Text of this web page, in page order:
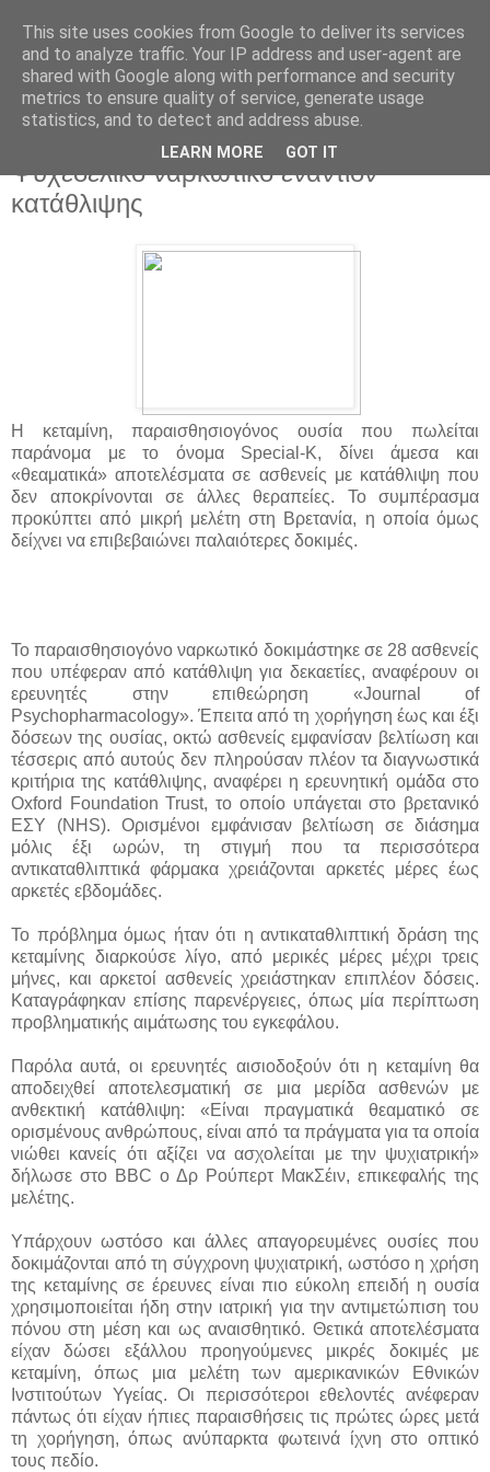
Ψυχεδελικό ναρκωτικό εναντίον
κατάθλιψης
Η κεταμίνη, παραισθησιογόνος ουσία που πωλείται
παράνομα με το όνομα Special-K, δίνει άμεσα και
«θεαματικά» αποτελέσματα σε ασθενείς με κατάθλιψη που
δεν αποκρίνονται σε άλλες θεραπείες. Το συμπέρασμα
προκύπτει από μικρή μελέτη στη Βρετανία, η οποία όμως
δείχνει να επιβεβαιώνει παλαιότερες δοκιμές.
Το παραισθησιογόνο ναρκωτικό δοκιμάστηκε σε 28 ασθενείς
που υπέφεραν από κατάθλιψη για δεκαετίες, αναφέρουν οι
ερευνητές στην επιθεώρηση «Journal of
Psychopharmacology». Έπειτα από τη χορήγηση έως και έξι
δόσεων της ουσίας, οκτώ ασθενείς εμφανίσαν βελτίωση και
τέσσερις από αυτούς δεν πληρούσαν πλέον τα διαγνωστικά
κριτήρια της κατάθλιψης, αναφέρει η ερευνητική ομάδα στο
Oxford Foundation Trust, το οποίο υπάγεται στο βρετανικό
ΕΣΥ (NHS). Ορισμένοι εμφάνισαν βελτίωση σε διάσημα
μόλις έξι ωρών, τη στιγμή που τα περισσότερα
αντικαταθλιπτικά φάρμακα χρειάζονται αρκετές μέρες έως
αρκετές εβδομάδες.
Το πρόβλημα όμως ήταν ότι η αντικαταθλιπτική δράση της
κεταμίνης διαρκούσε λίγο, από μερικές μέρες μέχρι τρεις
μήνες, και αρκετοί ασθενείς χρειάστηκαν επιπλέον δόσεις.
Καταγράφηκαν επίσης παρενέργειες, όπως μία περίπτωση
προβληματικής αιμάτωσης του εγκεφάλου.
Παρόλα αυτά, οι ερευνητές αισιοδοξούν ότι η κεταμίνη θα
αποδειχθεί αποτελεσματική σε μια μερίδα ασθενών με
ανθεκτική κατάθλιψη: «Είναι πραγματικά θεαματικό σε
ορισμένους ανθρώπους, είναι από τα πράγματα για τα οποία
νιώθει κανείς ότι αξίζει να ασχολείται με την ψυχιατρική»
δήλωσε στο BBC ο Δρ Ρούπερτ ΜακΣέιν, επικεφαλής της
μελέτης.
Υπάρχουν ωστόσο και άλλες απαγορευμένες ουσίες που
δοκιμάζονται από τη σύγχρονη ψυχιατρική, ωστόσο η χρήση
της κεταμίνης σε έρευνες είναι πιο εύκολη επειδή η ουσία
χρησιμοποιείται ήδη στην ιατρική για την αντιμετώπιση του
πόνου στη μέση και ως αναισθητικό. Θετικά αποτελέσματα
είχαν δώσει εξάλλου προηγούμενες μικρές δοκιμές με
κεταμίνη, όπως μια μελέτη των αμερικανικών Εθνικών
Ινστιτούτων Υγείας. Οι περισσότεροι εθελοντές ανέφεραν
πάντως ότι είχαν ήπιες παραισθήσεις τις πρώτες ώρες μετά
τη χορήγηση, όπως ανύπαρκτα φωτεινά ίχνη στο οπτικό
τους πεδίο.
This site uses cookies from Google to deliver its services
and to analyze traffic. Your IP address and user-agent are
shared with Google along with performance and security
metrics to ensure quality of service, generate usage
statistics, and to detect and address abuse.
LEARN MORE GOT IT